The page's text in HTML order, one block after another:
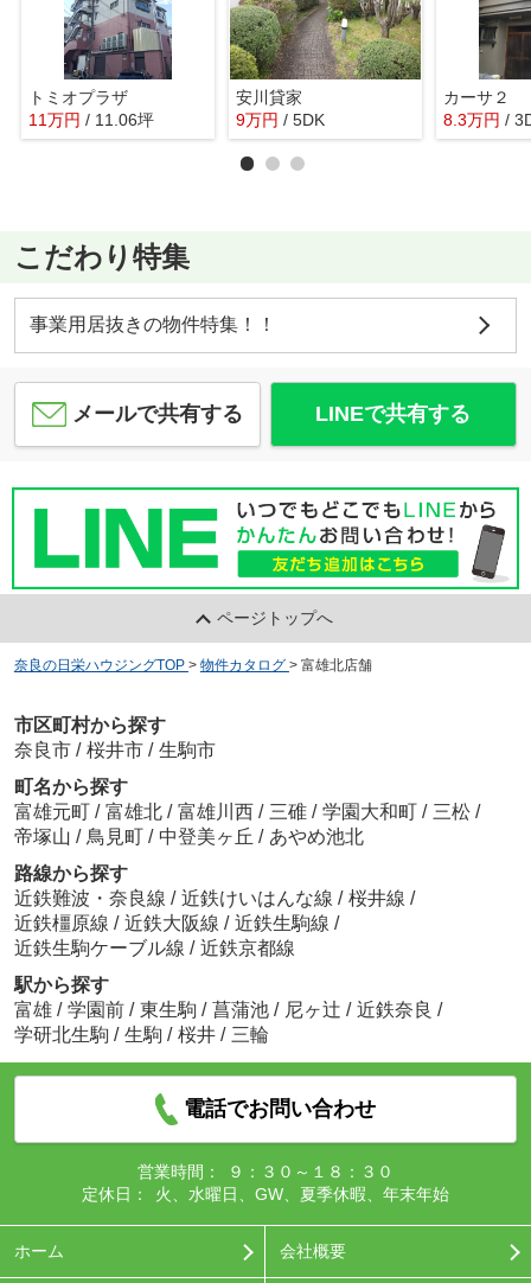
トミオプラザ
11万円 / 11.06坪
安川貸家
9万円 / 5DK
カーサ２
8.3万円 /
こだわり特集
事業用居抜きの物件特集！！
メールで共有する LINEで共有する
ページトップへ
奈良の日栄ハウジングTOP > 物件カタログ > 富雄北店舗
市区町村から探す
奈良市 / 桜井市 / 生駒市
町名から探す
富雄元町 / 富雄北 / 富雄川西 / 三碓 / 学園大和町 / 三松 /
帝塚山 / 鳥見町 / 中登美ヶ丘 / あやめ池北
路線から探す
近鉄難波・奈良線 / 近鉄けいはんな線 / 桜井線 /
近鉄橿原線 / 近鉄大阪線 / 近鉄生駒線 /
近鉄生駒ケーブル線 / 近鉄京都線
駅から探す
富雄 / 学園前 / 東生駒 / 菖蒲池 / 尼ヶ辻 / 近鉄奈良 /
学研北生駒 / 生駒 / 桜井 / 三輪
電話でお問い合わせ
営業時間：
９：３０～１８：３０
定休日：
火、水曜日、GW、夏季休暇、年末年始
ホーム 会社概要